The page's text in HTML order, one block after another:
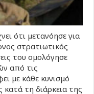
ότι μετανόησε για
στρατιωτικός
του ομολόγησε
από τις
με κάθε κυνισμό
κατά τη διάρκεια της